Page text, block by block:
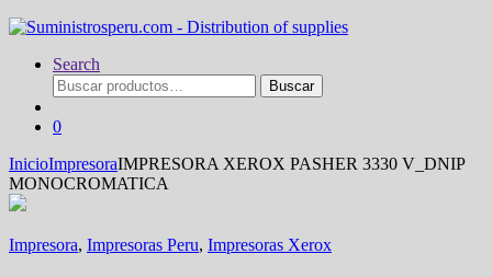
Search
Buscar
por:
Buscar
0
InicioImpresoraIMPRESORA XEROX PASHER 3330 V_DNIP
MONOCROMATICA
Impresora, Impresoras Peru, Impresoras Xerox